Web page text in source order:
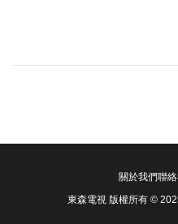
關於我們聯
東森電視 版權所有 ©